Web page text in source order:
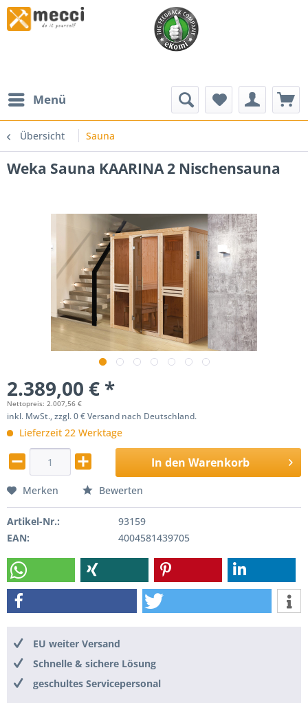
Menü
Übersicht Sauna
Weka Sauna KAARINA 2 Nischensauna
2.389,00 € *
Nettopreis: 2.007,56 €
inkl. MwSt., zzgl. 0 € Versand nach Deutschland.
Lieferzeit 22 Werktage
In den Warenkorb
Merken Bewerten
Artikel-Nr.:
93159
EAN:
4004581439705
EU weiter Versand
Schnelle & sichere Lösung
geschultes Servicepersonal